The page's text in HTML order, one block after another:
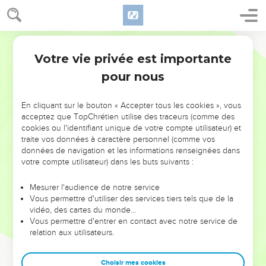
NE MANQUEZ PAS L’ÉVÉNEMENT
DE L’ANNÉE !
ET SI LEURS ERREURS POUVAIENT VOUS ÉVITER LES
VOTRES ?
leur foi ou leur vision. Mais on voit moins les doutes, les erreurs
et les saisons difficiles qu'ils ont traversés, alors même que ce
sont elles qui les ont façonnés.
Dans cette conférence, leaders, entrepreneurs, et responsables
clés pour avancer avec plus de sagesse afin que leurs erreurs
Votre vie privée est importante
pour nous
En cliquant sur le bouton « Accepter tous les cookies », vous
acceptez que TopChrétien utilise des traceurs (comme des
cookies ou l'identifiant unique de votre compte utilisateur) et
traite vos données à caractère personnel (comme vos
données de navigation et les informations renseignées dans
votre compte utilisateur) dans les buts suivants :
Mesurer l'audience de notre service
Vous permettre d'utiliser des services tiers tels que de la
vidéo, des cartes du monde…
Vous permettre d'entrer en contact avec notre service de
relation aux utilisateurs.
Choisir mes cookies